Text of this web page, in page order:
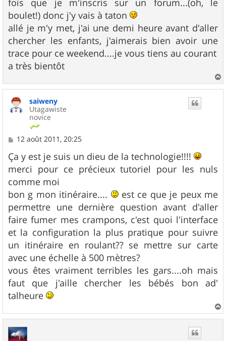
a
g
e
fois que je m'inscris sur un forum...(oh, le
boulet!) donc j'y vais à taton
allé je m'y met, j'ai une demi heure avant d'aller
chercher les enfants, j'aimerais bien avoir une
trace pour ce weekend....je vous tiens au courant
a très bientôt
a
saiweny
Utagawiste
novice
M
s
s
a
g
e
12 août 2011, 20:25
Ça y est je suis un dieu de la technologie!!!!
merci pour ce précieux tutoriel pour les nuls
comme moi
bon g mon itinéraire....
est ce que je peux me
permettre une dernière question avant d'aller
faire fumer mes crampons, c'est quoi l'interface
et la configuration la plus pratique pour suivre
un itinéraire en roulant?? se mettre sur carte
avec une échelle à 500 mètres?
vous êtes vraiment terribles les gars....oh mais
faut que j'aille chercher les bébés bon ad'
talheure
a